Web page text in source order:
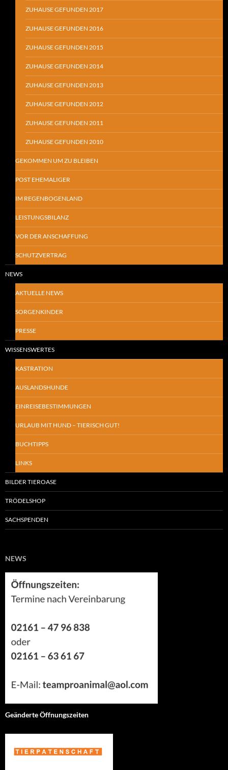
ZUHAUSE GEFUNDEN 2017
ZUHAUSE GEFUNDEN 2016
ZUHAUSE GEFUNDEN 2015
ZUHAUSE GEFUNDEN 2014
ZUHAUSE GEFUNDEN 2013
ZUHAUSE GEFUNDEN 2012
ZUHAUSE GEFUNDEN 2011
ZUHAUSE GEFUNDEN 2010
GEKOMMEN UM ZU BLEIBEN
POST EHEMALIGER
IM REGENBOGENLAND
LEISTUNGSBILANZ
VOR DER ANSCHAFFUNG
SCHUTZVERTRAG
NEWS
AKTUELLE NEWS
SORGENKINDER
PRESSE
WISSENSWERTES
KASTRATION
AUSLANDSHUNDE
EINREISEBESTIMMUNGEN
URLAUB MIT HUND – TIERISCH GUT!
BUCHTIPPS
LINKS
BILDER TIEROASE
TRÖDELSHOP
SACHSPENDEN
NEWS
Geänderte Öffnungszeiten